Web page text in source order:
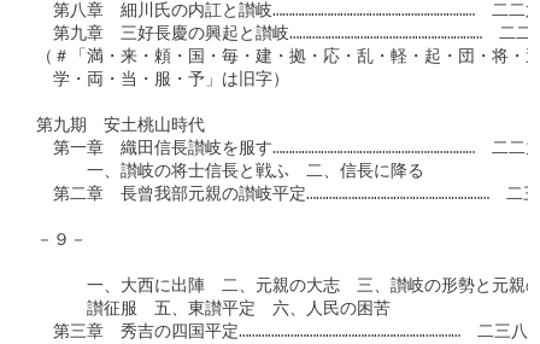
第八章　細川氏の内訌と讃岐………………………………………………………　二二
第九章　三好長慶の興起と讃岐……………………………………………………　二二
（＃「満・来・頼・国・毎・建・拠・応・乱・軽・起・団・将・
学・両・当・服・予」は旧字）
第九期　安土桃山時代
第一章　織田信長讃岐を服す………………………………………………………　二二
一、讃岐の将士信長と戦ふ　二、信長に降る
第二章　長曾我部元親の讃岐平定…………………………………………………　二
－９－
一、大西に出陣　二、元親の大志　三、讃岐の形勢と元親の
讃征服　五、東讃平定　六、人民の困苦
第三章　秀吉の四国平定……………………………………………………………　二三八